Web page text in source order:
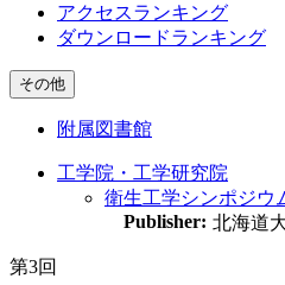
アクセスランキング
ダウンロードランキング
その他
附属図書館
工学院・工学研究院
衛生工学シンポジウ
Publisher: 北海道
第3回